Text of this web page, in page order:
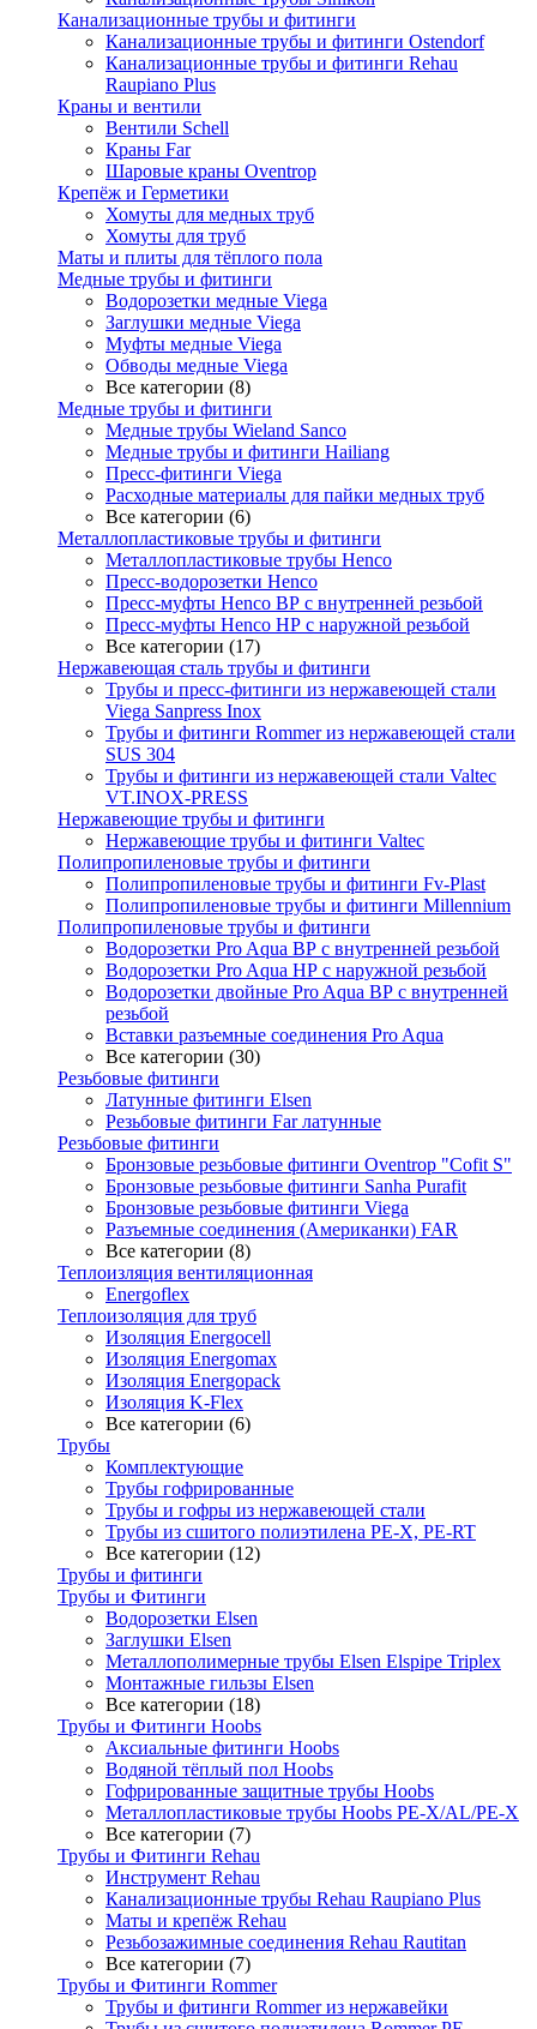
Канализационные трубы и фитинги
Канализационные трубы и фитинги Ostendorf
Канализационные трубы и фитинги Rehau
Raupiano Plus
Краны и вентили
Вентили Schell
Краны Far
Шаровые краны Oventrop
Крепёж и Герметики
Хомуты для медных труб
Хомуты для труб
Маты и плиты для тёплого пола
Медные трубы и фитинги
Водорозетки медные Viega
Заглушки медные Viega
Муфты медные Viega
Обводы медные Viega
Все категории (8)
Медные трубы и фитинги
Медные трубы Wieland Sanco
Медные трубы и фитинги Hailiang
Пресс-фитинги Viega
Расходные материалы для пайки медных труб
Все категории (6)
Металлопластиковые трубы и фитинги
Металлопластиковые трубы Henco
Пресс-водорозетки Henco
Пресс-муфты Henco ВР с внутренней резьбой
Пресс-муфты Henco НР с наружной резьбой
Все категории (17)
Нержавеющая сталь трубы и фитинги
Трубы и пресс-фитинги из нержавеющей стали
Viega Sanpress Inox
Трубы и фитинги Rommer из нержавеющей стали
SUS 304
Трубы и фитинги из нержавеющей стали Valtec
VT.INOX-PRESS
Нержавеющие трубы и фитинги
Нержавеющие трубы и фитинги Valtec
Полипропиленовые трубы и фитинги
Полипропиленовые трубы и фитинги Fv-Plast
Полипропиленовые трубы и фитинги Millennium
Полипропиленовые трубы и фитинги
Водорозетки Pro Aqua ВР с внутренней резьбой
Водорозетки Pro Aqua НР с наружной резьбой
Водорозетки двойные Pro Aqua ВР с внутренней
резьбой
Вставки разъемные соединения Pro Aqua
Все категории (30)
Резьбовые фитинги
Латунные фитинги Elsen
Резьбовые фитинги Far латунные
Резьбовые фитинги
Бронзовые резьбовые фитинги Oventrop "Cofit S"
Бронзовые резьбовые фитинги Sanha Purafit
Бронзовые резьбовые фитинги Viega
Разъемные соединения (Американки) FAR
Все категории (8)
Теплоизляция вентиляционная
Energoflex
Теплоизоляция для труб
Изоляция Energocell
Изоляция Energomax
Изоляция Energopack
Изоляция K-Flex
Все категории (6)
Трубы
Комплектующие
Трубы гофрированные
Трубы и гофры из нержавеющей стали
Трубы из сшитого полиэтилена PE-X, PE-RT
Все категории (12)
Трубы и фитинги
Трубы и Фитинги
Водорозетки Elsen
Заглушки Elsen
Металлополимерные трубы Elsen Elspipe Triplex
Монтажные гильзы Elsen
Все категории (18)
Трубы и Фитинги Hoobs
Аксиальные фитинги Hoobs
Водяной тёплый пол Hoobs
Гофрированные защитные трубы Hoobs
Металлопластиковые трубы Hoobs PE-X/AL/PE-X
Все категории (7)
Трубы и Фитинги Rehau
Инструмент Rehau
Канализационные трубы Rehau Raupiano Plus
Маты и крепёж Rehau
Резьбозажимные соединения Rehau Rautitan
Все категории (7)
Трубы и Фитинги Rommer
Трубы и фитинги Rommer из нержавейки